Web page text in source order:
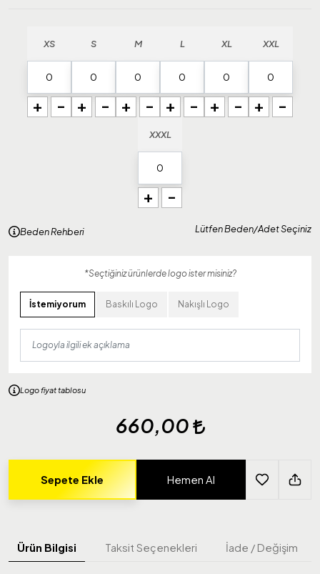
XS
+ -
S
+ -
M
+ -
L
+ -
XL
+ -
XXL
+ -
XXXL
+ -
Beden Rehberi Lütfen Beden/Adet Seçiniz
*Seçtiğiniz ürünlerde logo ister misiniz?
İstemiyorum Baskılı Logo Nakışlı Logo
Logo fiyat tablosu
660,00
Sepete Ekle Hemen Al
Ürün Bilgisi Taksit Seçenekleri İade / Değişim